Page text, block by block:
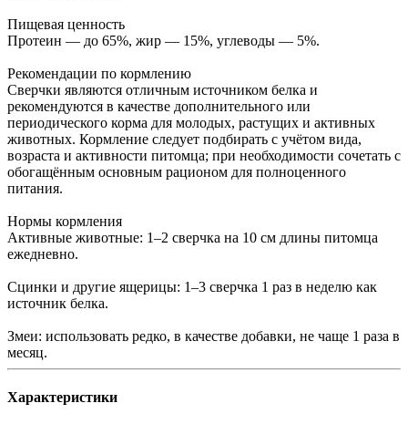
Пищевая ценность
Протеин — до 65%, жир — 15%, углеводы — 5%.
Рекомендации по кормлению
Сверчки являются отличным источником белка и
рекомендуются в качестве дополнительного или
периодического корма для молодых, растущих и активных
животных. Кормление следует подбирать с учётом вида,
возраста и активности питомца; при необходимости сочетать с
обогащённым основным рационом для полноценного
питания.
Нормы кормления
Активные животные: 1–2 сверчка на 10 см длины питомца
ежедневно.
Сцинки и другие ящерицы: 1–3 сверчка 1 раз в неделю как
источник белка.
Змеи: использовать редко, в качестве добавки, не чаще 1 раза в
месяц.
Характеристики